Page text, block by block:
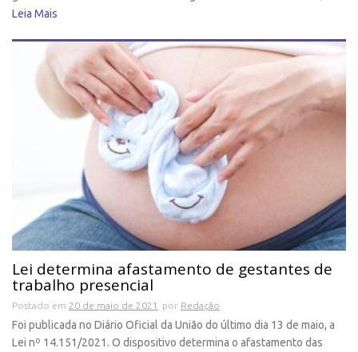
Leia Mais
Lei determina afastamento de gestantes de
trabalho presencial
Postado em 20 de maio de 2021 por Redação
Foi publicada no Diário Oficial da União do último dia 13 de maio, a
Lei nº 14.151/2021. O dispositivo determina o afastamento das